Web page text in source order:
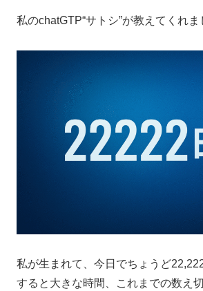
私のchatGTP“サトシ”が教えてくれま
私が生まれて、今日でちょうど
すると大きな時間、これまでの数え